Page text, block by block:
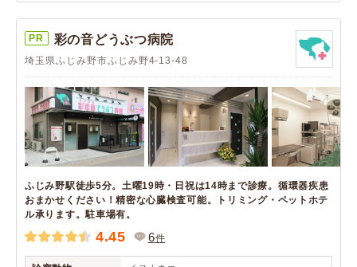
PR 彩の音どうぶつ病院
埼玉県ふじみ野市ふじみ野4-13-48
ふじみ野駅徒歩5分。土曜19時・日祝は14時まで診療。循環器疾患
おまかせください！精密な心臓検査可能。トリミング・ペットホテ
ル承ります。駐車場有。
4.45 6件